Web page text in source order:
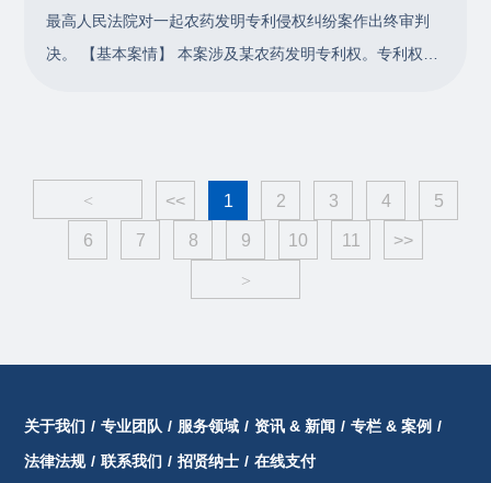
权局宣告本专利权全部无效，并提交了证
最高人民法院对一起农药发明专利侵权纠纷案作出终审判
决。 【基本案情】 本案涉及某农药发明专利权。专利权人
了制造、使用落入涉案专利权保护范围的农药产品的行
为；并且，还为案外多家公司进行农药登记
< << 1 2 3 4 5
6 7 8 9 10 11 >>
>
关于我们 / 专业团队 / 服务领域 / 资讯 & 新闻 / 专栏 & 案例 /
法律法规 / 联系我们 / 招贤纳士 / 在线支付